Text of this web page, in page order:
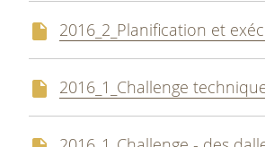
2016_2_Planification et
2016_1_Challenge